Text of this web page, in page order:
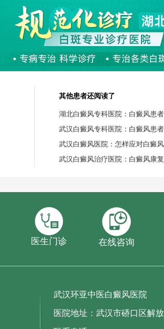
其他患者还阅读了
湖北白癜风专科医院：白癜风患者
武汉白癜风专科医院：白癜风患者
武汉白癜风医院：怎样应对白癜风
武汉白癜风治疗医院：白癜风康复
医生门诊 在线咨询
武汉环亚中医白癜风医院
医院地址：武汉市硚口区解